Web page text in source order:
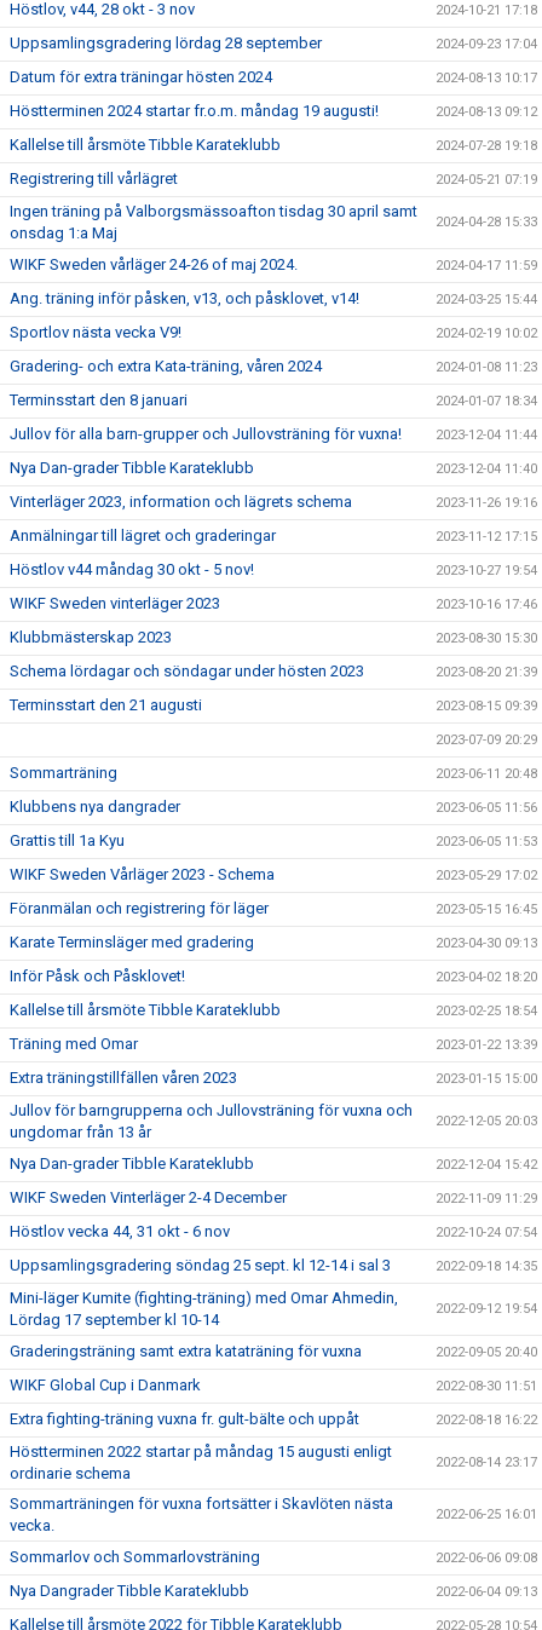
Höstlov, v44, 28 okt - 3 nov 2024-10-21 17:18
Uppsamlingsgradering lördag 28 september 2024-09-23 17:04
Datum för extra träningar hösten 2024 2024-08-13 10:17
Höstterminen 2024 startar fr.o.m. måndag 19 augusti! 2024-08-13 09:12
Kallelse till årsmöte Tibble Karateklubb 2024-07-28 19:18
Registrering till vårlägret 2024-05-21 07:19
Ingen träning på Valborgsmässoafton tisdag 30 april samt
onsdag 1:a Maj
2024-04-28 15:33
WIKF Sweden vårläger 24-26 of maj 2024. 2024-04-17 11:59
Ang. träning inför påsken, v13, och påsklovet, v14! 2024-03-25 15:44
Sportlov nästa vecka V9! 2024-02-19 10:02
Gradering- och extra Kata-träning, våren 2024 2024-01-08 11:23
Terminsstart den 8 januari 2024-01-07 18:34
Jullov för alla barn-grupper och Jullovsträning för vuxna! 2023-12-04 11:44
Nya Dan-grader Tibble Karateklubb 2023-12-04 11:40
Vinterläger 2023, information och lägrets schema 2023-11-26 19:16
Anmälningar till lägret och graderingar 2023-11-12 17:15
Höstlov v44 måndag 30 okt - 5 nov! 2023-10-27 19:54
WIKF Sweden vinterläger 2023 2023-10-16 17:46
Klubbmästerskap 2023 2023-08-30 15:30
Schema lördagar och söndagar under hösten 2023 2023-08-20 21:39
Terminsstart den 21 augusti 2023-08-15 09:39
2023-07-09 20:29
Sommarträning 2023-06-11 20:48
Klubbens nya dangrader 2023-06-05 11:56
Grattis till 1a Kyu 2023-06-05 11:53
WIKF Sweden Vårläger 2023 - Schema 2023-05-29 17:02
Föranmälan och registrering för läger 2023-05-15 16:45
Karate Terminsläger med gradering 2023-04-30 09:13
Inför Påsk och Påsklovet! 2023-04-02 18:20
Kallelse till årsmöte Tibble Karateklubb 2023-02-25 18:54
Träning med Omar 2023-01-22 13:39
Extra träningstillfällen våren 2023 2023-01-15 15:00
Jullov för barngrupperna och Jullovsträning för vuxna och
ungdomar från 13 år
2022-12-05 20:03
Nya Dan-grader Tibble Karateklubb 2022-12-04 15:42
WIKF Sweden Vinterläger 2-4 December 2022-11-09 11:29
Höstlov vecka 44, 31 okt - 6 nov 2022-10-24 07:54
Uppsamlingsgradering söndag 25 sept. kl 12-14 i sal 3 2022-09-18 14:35
Mini-läger Kumite (fighting-träning) med Omar Ahmedin,
Lördag 17 september kl 10-14
2022-09-12 19:54
Graderingsträning samt extra kataträning för vuxna 2022-09-05 20:40
WIKF Global Cup i Danmark 2022-08-30 11:51
Extra fighting-träning vuxna fr. gult-bälte och uppåt 2022-08-18 16:22
Höstterminen 2022 startar på måndag 15 augusti enligt
ordinarie schema
2022-08-14 23:17
Sommarträningen för vuxna fortsätter i Skavlöten nästa
vecka.
2022-06-25 16:01
Sommarlov och Sommarlovsträning 2022-06-06 09:08
Nya Dangrader Tibble Karateklubb 2022-06-04 09:13
Kallelse till årsmöte 2022 för Tibble Karateklubb 2022-05-28 10:54